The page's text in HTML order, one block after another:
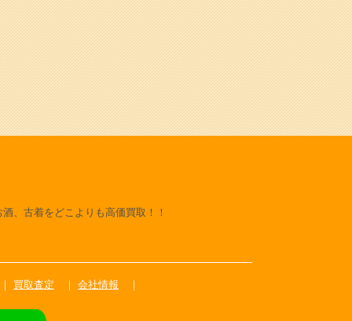
、古着をどこよりも高価買取！！
買取査定 会社情報